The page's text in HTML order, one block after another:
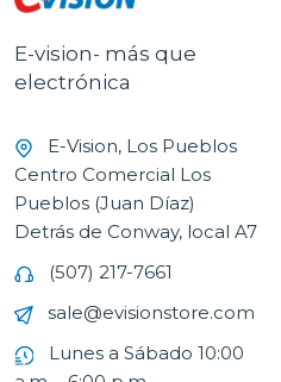
E-vision- más que
electrónica
E-Vision, Los Pueblos
Centro Comercial Los
Pueblos (Juan Díaz)
Detrás de Conway, local A7
(507) 217-7661
sale@evisionstore.com
Lunes a Sábado 10:00